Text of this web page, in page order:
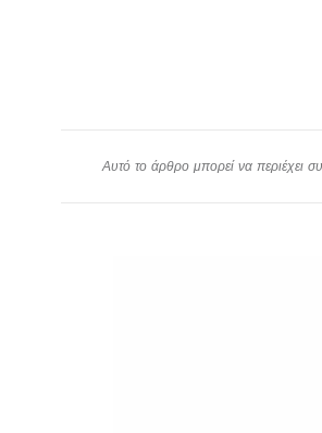
Αυτό το άρθρο μπορεί να περιέχει